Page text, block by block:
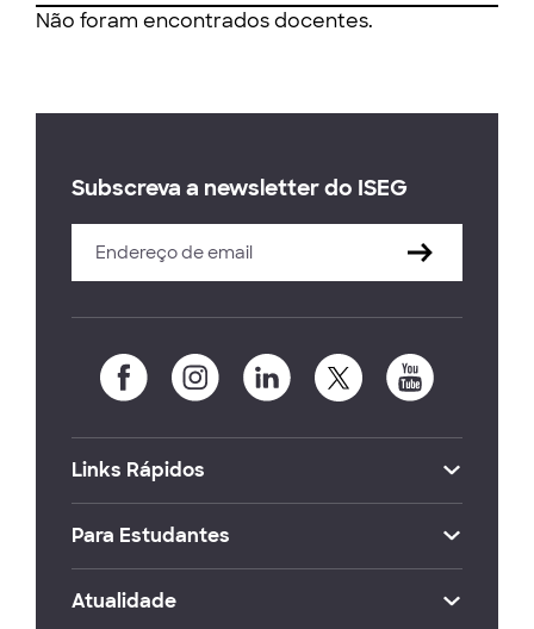
Não foram encontrados docentes.
Subscreva a newsletter do ISEG
Links Rápidos
Para Estudantes
Atualidade